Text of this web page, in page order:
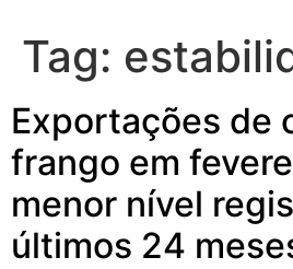
Tag:
Exportações de
frango em
menor nível
últimos 24